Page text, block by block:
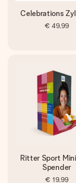
Celebrations
€ 49,99
Ritter Sport
Spender
€ 19,99